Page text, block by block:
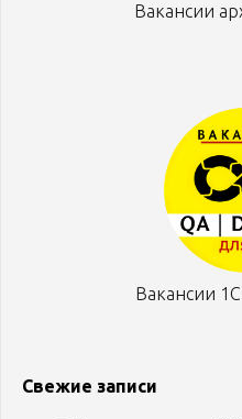
Вакансии
Вакансии
Свежие записи